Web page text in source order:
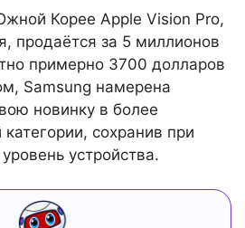
Корее Apple Vision Pro,
продаётся за 5 миллионов
примерно 3700 долларов
Samsung намерена
новинку в более
сохранив при
устройства.